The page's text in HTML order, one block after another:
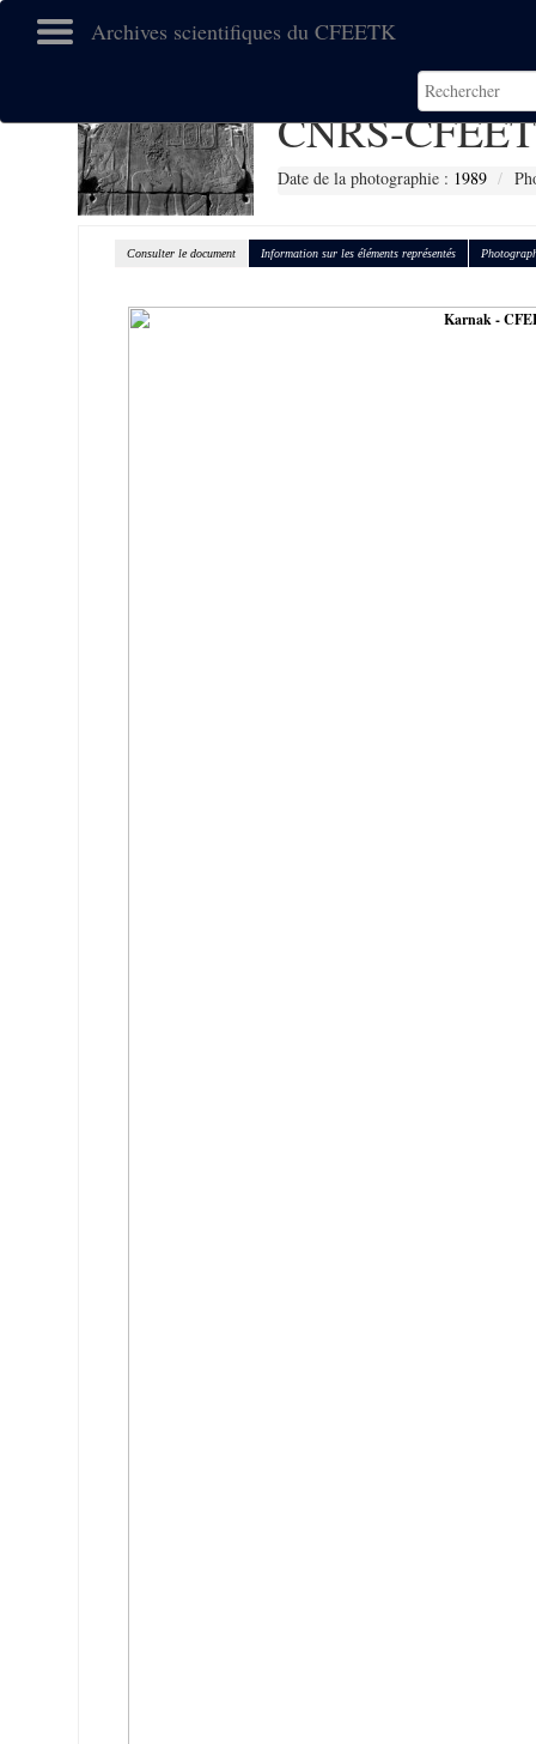
Archives scientifiques du CFEETK
CNRS-
Date de la photographie : 1989
Consulter le document Information sur les éléments représentés